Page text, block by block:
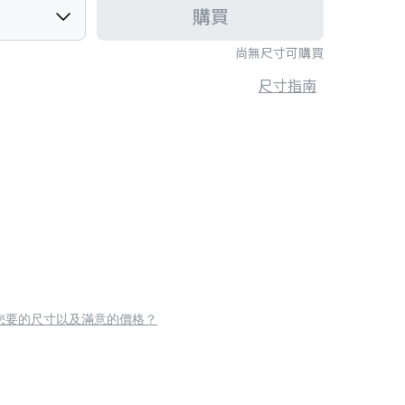
尚無尺寸可購買
購買
尺寸指南
要的尺寸以及滿意的價格？